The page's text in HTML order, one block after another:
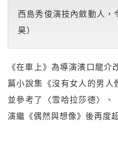
西島秀俊演技內斂動人，
昊）
《在車上》為導演濱口龍
篇小說集《沒有女人的男人
並參考了〈雪哈拉莎德〉
演繼《偶然與想像》後再度